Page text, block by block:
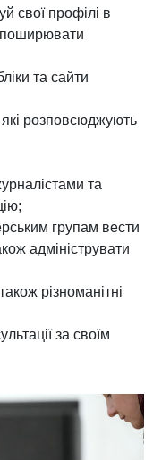
свої профілі в
та сайти
розповсюджують
та
групам вести
адмініструвати
різноманітні
за своїм